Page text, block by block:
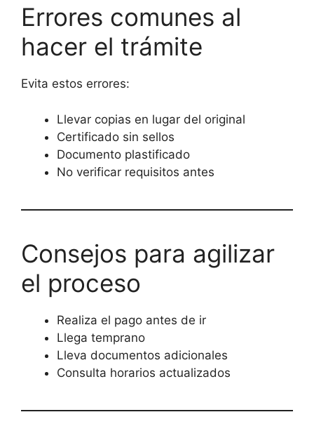
Errores comunes al
hacer el trámite
Evita estos errores:
Llevar copias en lugar del original
Certificado sin sellos
Documento plastificado
No verificar requisitos antes
Consejos para agilizar
el proceso
Realiza el pago antes de ir
Llega temprano
Lleva documentos adicionales
Consulta horarios actualizados